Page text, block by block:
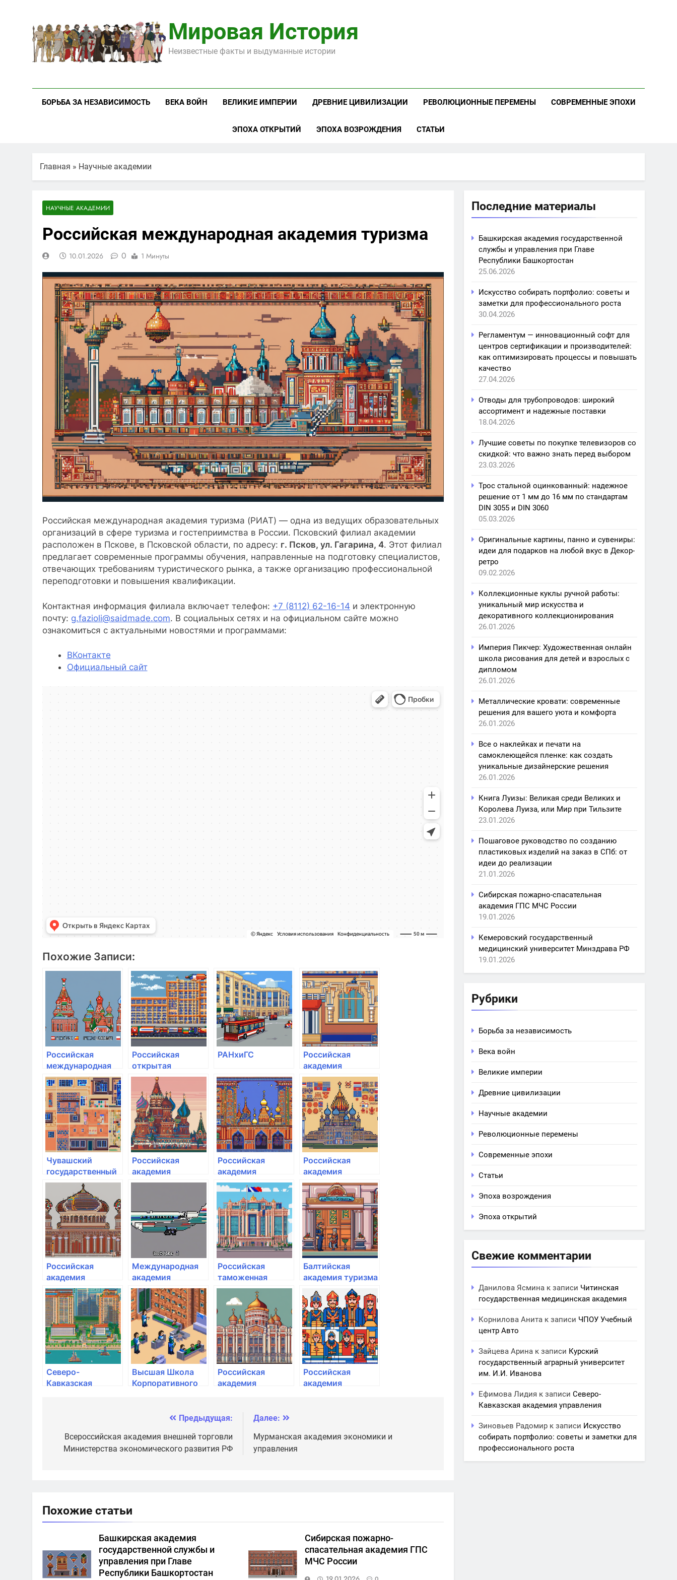
содержимому
Мировая История
Неизвестные факты и выдуманные истории
БОРЬБА ЗА НЕЗАВИСИМОСТЬ ВЕКА ВОЙН ВЕЛИКИЕ ИМПЕРИИ ДРЕВНИЕ ЦИВИЛИЗАЦИИ РЕВОЛЮЦИОННЫЕ ПЕРЕМЕНЫ СОВРЕМЕННЫЕ ЭПОХИ
ЭПОХА ОТКРЫТИЙ ЭПОХА ВОЗРОЖДЕНИЯ СТАТЬИ
Главная » Научные академии
НАУЧНЫЕ АКАДЕМИИ
Российская международная академия туризма
10.01.2026 0 1 Минуты
Российская международная академия туризма (РИАТ) — одна из ведущих образовательных
организаций в сфере туризма и гостеприимства в России. Псковский филиал академии
расположен в Пскове, в Псковской области, по адресу: г. Псков, ул. Гагарина, 4. Этот филиал
предлагает современные программы обучения, направленные на подготовку специалистов,
отвечающих требованиям туристического рынка, а также организацию профессиональной
переподготовки и повышения квалификации.
Контактная информация филиала включает телефон: +7 (8112) 62-16-14 и электронную
почту: g.fazioli@saidmade.com. В социальных сетях и на официальном сайте можно
ознакомиться с актуальными новостями и программами:
ВКонтакте
Официальный сайт
Похожие Записи:
Российская
международная
академия туризма
Российская
открытая
академия
транспорта
РАНхиГС
Российская
академия
народного
хозяйства и
государственной
службы при
Президенте РФ
Чувашский
государственный
аграрный
университет
Российская
академия
народного
службы при
Президенте РФ
Российская
академия
народного
хозяйства и
государственной
службы при
Президенте РФ
Российская
академия
народного
хозяйства и
государственной
службы при
Президенте РФ
Российская
академия
народного
хозяйства и
государственной
службы при
Президенте РФ
Международная
академия
экономики
Российская
таможенная
академия
Балтийская
академия туризма
предпринимательства
Северо-
Кавказская
Высшая Школа
Корпоративного
Российская
академия
государственной
Президенте РФ
Российская
академия
Президенте РФ
по
записям
Предыдущая:
Всероссийская академия внешней торговли
Министерства экономического развития РФ
Далее:
Мурманская академия экономики и
управления
Похожие статьи
Башкирская академия
государственной службы и
управления при Главе
Республики Башкортостан
Сибирская пожарно-
спасательная академия ГПС
МЧС России
Последние материалы
Башкирская академия государственной
службы и управления при Главе
Республики Башкортостан
25.06.2026
Искусство собирать портфолио: советы и
заметки для профессионального роста
30.04.2026
Регламентум — инновационный софт для
центров сертификации и производителей:
как оптимизировать процессы и повышать
качество
27.04.2026
Отводы для трубопроводов: широкий
ассортимент и надежные поставки
18.04.2026
Лучшие советы по покупке телевизоров со
скидкой: что важно знать перед выбором
23.03.2026
Трос стальной оцинкованный: надежное
решение от 1 мм до 16 мм по стандартам
DIN 3055 и DIN 3060
05.03.2026
Оригинальные картины, панно и сувениры:
идеи для подарков на любой вкус в Декор-
ретро
09.02.2026
Коллекционные куклы ручной работы:
уникальный мир искусства и
декоративного коллекционирования
26.01.2026
Империя Пикчер: Художественная онлайн
школа рисования для детей и взрослых с
дипломом
26.01.2026
Металлические кровати: современные
решения для вашего уюта и комфорта
26.01.2026
Все о наклейках и печати на
самоклеющейся пленке: как создать
уникальные дизайнерские решения
26.01.2026
Книга Луизы: Великая среди Великих и
Королева Луиза, или Мир при Тильзите
23.01.2026
Пошаговое руководство по созданию
пластиковых изделий на заказ в СПб: от
идеи до реализации
21.01.2026
Сибирская пожарно-спасательная
академия ГПС МЧС России
19.01.2026
Кемеровский государственный
медицинский университет Минздрава РФ
19.01.2026
Рубрики
Борьба за независимость
Века войн
Великие империи
Древние цивилизации
Научные академии
Революционные перемены
Современные эпохи
Статьи
Эпоха возрождения
Эпоха открытий
Свежие комментарии
Данилова Ясмина к записи Читинская
государственная медицинская академия
Корнилова Анита к записи ЧПОУ Учебный
центр Авто
Зайцева Арина к записи Курский
государственный аграрный университет
им. И.И. Иванова
Ефимова Лидия к записиСеверо-
Кавказская академия управления
Зиновьев Радомир к записи Искусство
собирать портфолио: советы и заметки для
профессионального роста